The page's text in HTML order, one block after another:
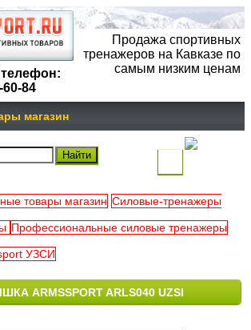
60-84
Продажа спортивных
тренажеров на Кавказе по
самым низким ценам
магазин
Ваша
товары магазин Силовые-тренажеры
Профессиональные силовые тренажеры
УЗСИ
ARMSSPORT ARLS040 UZSI